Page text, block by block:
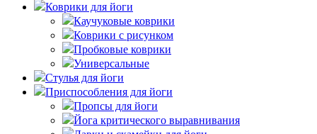
Коврики для йоги
Каучуковые коврики
Коврики с рисунком
Пробковые коврики
Универсальные
Стулья для йоги
Приспособления для йоги
Пропсы для йоги
Йога критического выравнивания